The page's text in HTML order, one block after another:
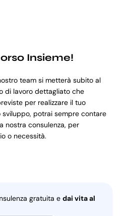
Insieme!
team si metterà subito al
di lavoro dettagliato che
per realizzare il tuo
potrai sempre contare
nostra consulenza, per
o necessità.
gratuita e dai vita al